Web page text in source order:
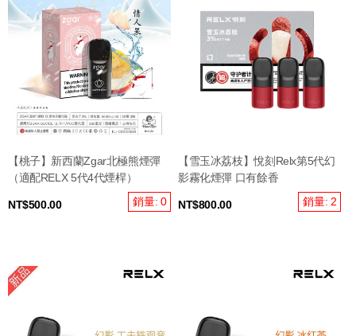
【桃子】新西蘭Zgar北極熊煙彈
（適配RELX 5代4代煙桿）
NT$500.00 銷量: 0
【雪玉冰荔枝】悅刻Relx第5代幻
影霧化煙彈 口有餘香
NT$800.00 銷量: 2